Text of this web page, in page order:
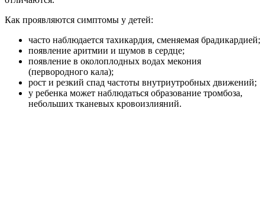
Как проявляются симптомы у детей:
часто наблюдается тахикардия, сменяемая брадикардией;
появление аритмии и шумов в сердце;
появление в околоплодных водах мекония
(первородного кала);
рост и резкий спад частоты внутриутробных движений;
у ребенка может наблюдаться образование тромбоза,
небольших тканевых кровоизлияний.